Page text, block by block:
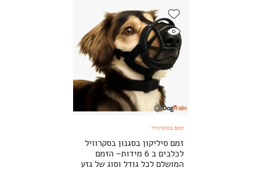
זמם בסקרוויל
זמם סיליקון בסגנון בסקרוויל
לכלבים ב 6 מידות– הזמם
המושלם לכל גודל וסוג של גזע